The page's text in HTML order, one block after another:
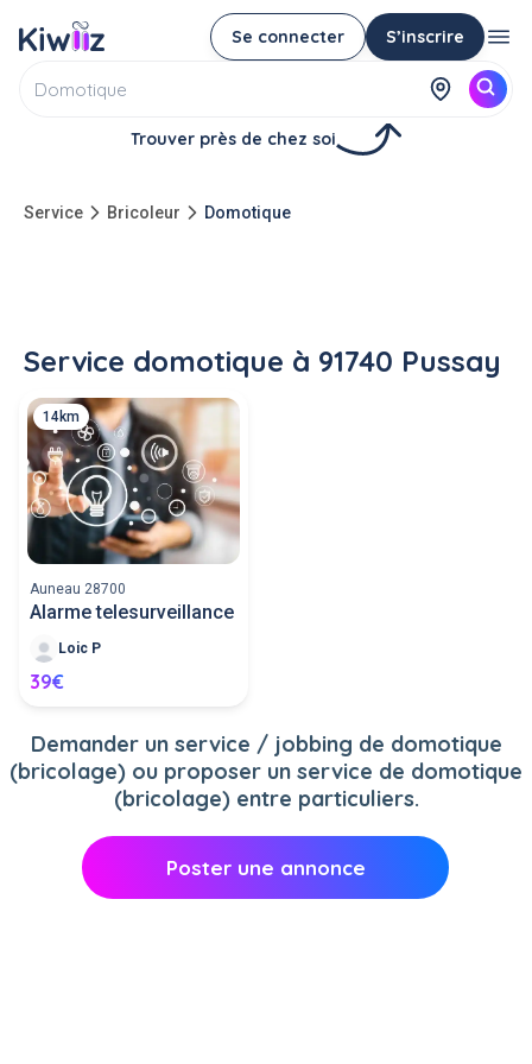
Se connecter S’inscrire
Trouver près de chez soi
Service Bricoleur Domotique
Service domotique à 91740 Pussay
14km
Auneau 28700
Alarme telesurveillance
Loic P
39€
Demander un service / jobbing de domotique
(bricolage) ou proposer un service de domotique
(bricolage) entre particuliers.
Poster une annonce